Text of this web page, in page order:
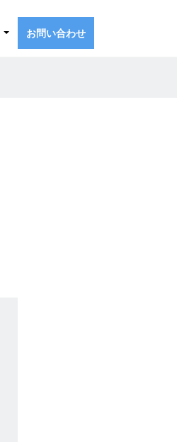
お問い合わせ